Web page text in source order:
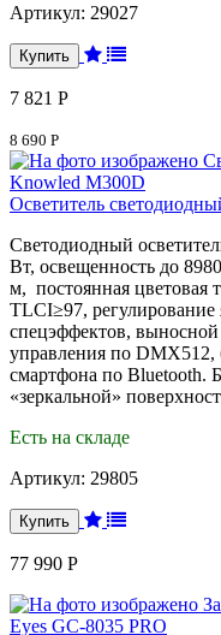
Артикул: 29027
7 821 Р
8 690 Р
Осветитель
Светодиодный
Вт, освещенность до
м, постоянная цветовая
TLCI≥97, регулирование
спецэффектов,
управления по DMX512,
смартфона по Bluetooth.
«зеркальной»
Есть на складе
Артикул: 29805
77 990 Р